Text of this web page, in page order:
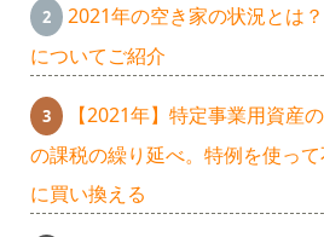
2021年の空き家の状況とは
についてご紹介
【2021年】特定事業用資産
の課税の繰り延べ。特例を使っ
に買い換える